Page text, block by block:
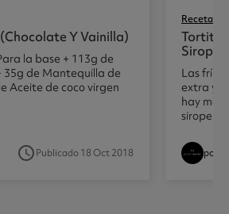
Y Vainilla)
la base + 113g de
35g de Mantequilla de
Aceite de coco virgen
access_timePublicado 18 Oct 2018
Recetas
Sirope
Las frías
extra y
hay
sirope
por